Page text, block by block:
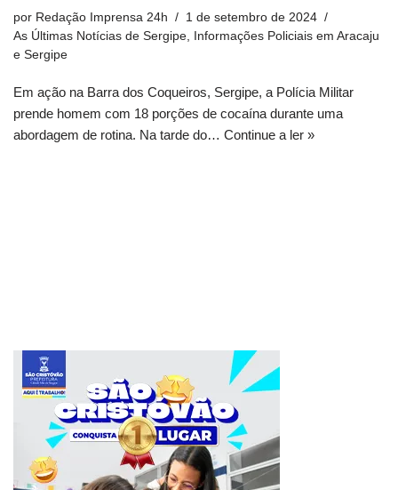
por Redação Imprensa 24h
1 de setembro de 2024
As Últimas Notícias de Sergipe,
Informações Policiais em Aracaju
e Sergipe
Em ação na Barra dos Coqueiros, Sergipe, a Polícia Militar
prende homem com 18 porções de cocaína durante uma
abordagem de rotina. Na tarde do… Continue a ler »